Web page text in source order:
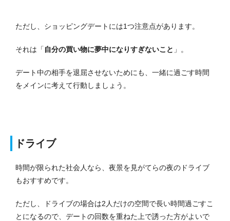
ただし、ショッピングデートには1つ注意点があります。
それは「自分の買い物に夢中になりすぎないこと 」。
デート中の相手を退屈させないためにも、一緒に過ごす時間
をメインに考えて行動しましょう。
ドライブ
時間が限られた社会人なら、夜景を見がてらの夜のドライブ
もおすすめです。
ただし、ドライブの場合は2人だけの空間で長い時間過ごすこ
とになるので、デートの回数を重ねた上で誘った方がよいで